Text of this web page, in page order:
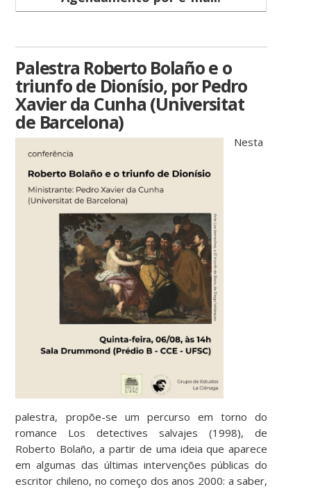
Palestra Roberto Bolaño e o
triunfo de Dionísio, por Pedro
Xavier da Cunha (Universitat
de Barcelona)
Nesta
palestra, propõe-se um percurso em torno do
romance Los detectives salvajes (1998), de
Roberto Bolaño, a partir de uma ideia que aparece
em algumas das últimas intervenções públicas do
escritor chileno, no começo dos anos 2000: a saber,